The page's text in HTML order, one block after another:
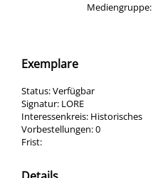
Mediengruppe:
Exemplare
Status:Verfügbar
Signatur: LORE
Interessenkreis: Historisches
Vorbestellungen:0
Frist: